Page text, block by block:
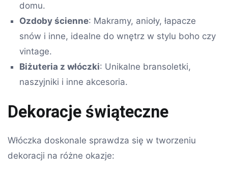
domu.
Ozdoby ścienne: Makramy, anioły, łapacze
snów i inne, idealne do wnętrz w stylu boho czy
vintage.
Biżuteria z włóczki: Unikalne bransoletki,
naszyjniki i inne akcesoria.
Dekoracje świąteczne
Włóczka doskonale sprawdza się w tworzeniu
dekoracji na różne okazje: